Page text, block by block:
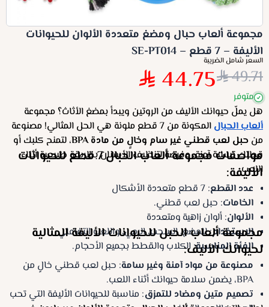
مجموعة ألعاب حبال ومضغ متعددة الألوان للحيوانات
الأليفة – 7 قطع – SE-PT014
السعر شامل الضريبة
49.71
44.75 متوفر
هل يملّ حيوانك الأليف من الروتين ويبدأ بمضغ الأثاث؟ مجموعة
ألعاب الحبال
المكونة من 7 قطع ملونة هي الحل المثالي! مصنوعة
من حبل لعب قطني غير سام وخالٍ من مادة BPA
، لتمنح كلبك أو
قطتك تسلية آمنة، وفرصة لتنظيف الأسنان بطريقة طبيعية أثناء
اللعب.
مواصفات مجموعة ألعاب الحبال 7 قطع للحيوانات
الأليفة:
عدد القطع: 7 قطع متعددة الأشكال
الخامات: حبل لعب قطني.
الألوان: ألوان زاهية ومتعددة
الاستخدام: للمضغ، السحب، الرمي، واللعب التفاعلي
الفئة المناسبة: الكلاب والقطط بجميع الأحجام.
مجموعة ألعاب الحبل للحيوانات الأليفة المثالية
لحيوانك الأليف:
مصنوعة من مواد آمنة وغير سامة: حبل لعب قطني خالٍ من
BPA، يضمن سلامة حيوانك أثناء اللعب.
تصميم متين ومضاد للتمزق: مناسبة للحيوانات الأليفة التي تحب